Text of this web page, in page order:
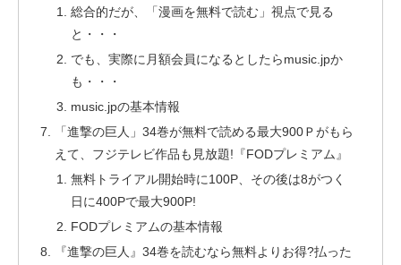
総合的だが、「漫画を無料で読む」視点で見る
と・・・
でも、実際に月額会員になるとしたらmusic.jpか
も・・・
music.jpの基本情報
「進撃の巨人」34巻が無料で読める最大900Ｐがもら
えて、フジテレビ作品も見放題!『FODプレミアム』
無料トライアル開始時に100P、その後は8がつく
日に400Pで最大900P!
FODプレミアムの基本情報
『進撃の巨人』34巻を読むなら無料よりお得?払った